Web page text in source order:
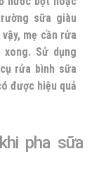
sữa giàu
mẹ cần rửa
Sử dụng
rửa bình sữa
được hiệu quả
pha sữa